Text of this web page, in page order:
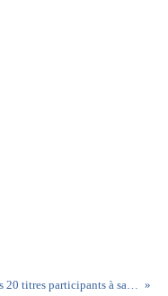
La télévision maltaise dévoile les 20 titres participants à sa présélection